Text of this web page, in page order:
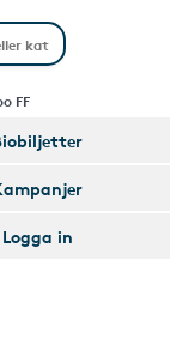
FF
Logga in